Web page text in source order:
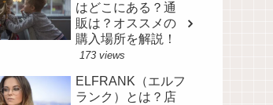
はどこにある？通
販は？オススメの
購入場所を解説！
173 views
ELFRANK（エルフ
ランク）とは？店